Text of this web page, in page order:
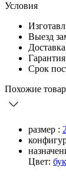
Условия
Выезд
Срок
Похожие
размер :
Цвет: бук